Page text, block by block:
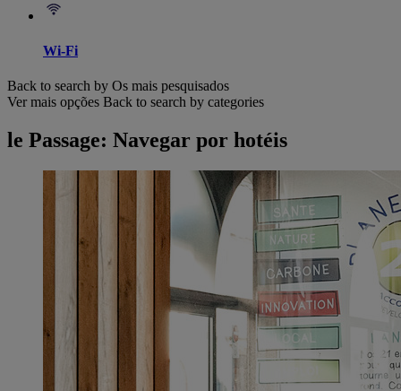
Wi-Fi
Back to search by Os mais pesquisados
Ver mais opções Back to search by categories
le Passage: Navegar por hotéis